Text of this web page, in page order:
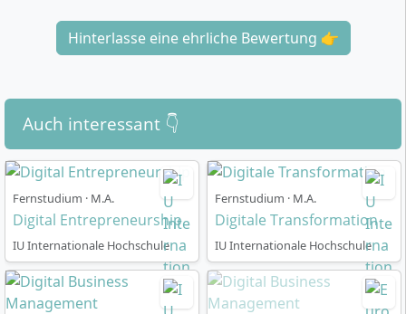
Hinterlasse eine ehrliche Bewertung 👉
Auch interessant 👇
Fernstudium · M.A.
Digital Entrepreneurship
IU Internationale Hochschule
Fernstudium · M.A.
Digitale Transformation
IU Internationale Hochschule